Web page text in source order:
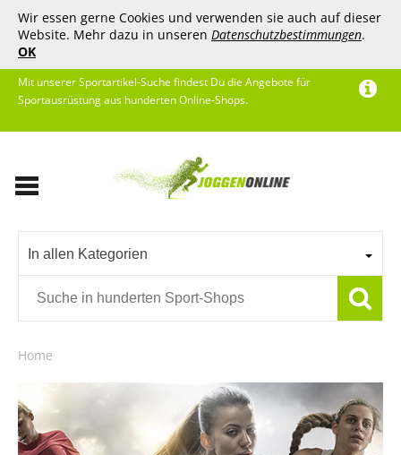
Wir essen gerne Cookies und verwenden sie auch auf dieser
Website. Mehr dazu in unseren Datenschutzbestimmungen.
OK
Mit unserer Sportartikel-Suche findest Du die Angebote für
Sportausrüstung aus hunderten Online-Shops.
In allen Kategorien
Home